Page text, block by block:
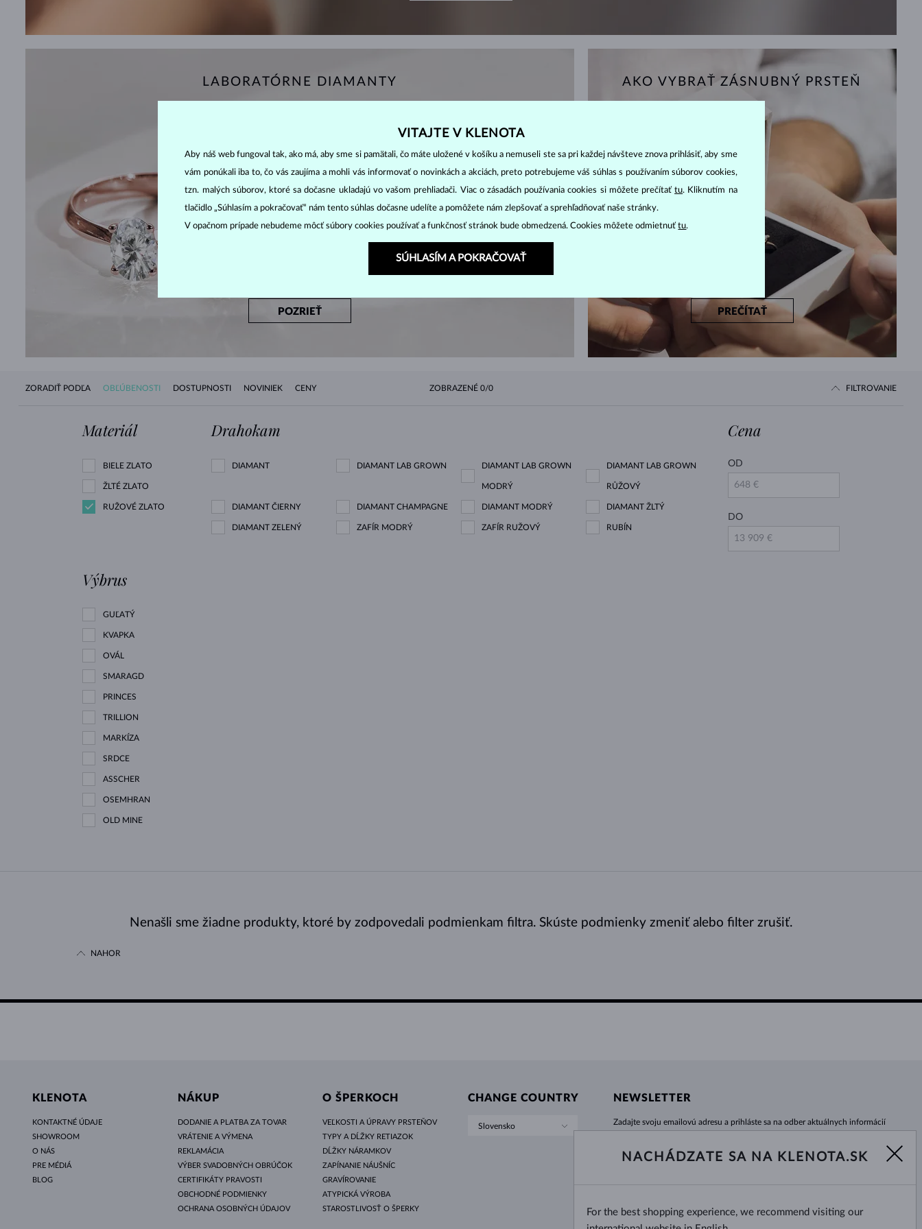
LABORATÓRNE DIAMANTY
POZRIEŤ
AKO VYBRAŤ ZÁSNUBNÝ PRSTEŇ
PREČÍTAŤ
ZORADIŤ PODĽA OBĽÚBENOSTI DOSTUPNOSTI NOVINIEK CENY ZOBRAZENÉ 0/0 FILTROVANIE
Materiál
BIELE ZLATO
ŽLTÉ ZLATO
RUŽOVÉ ZLATO
Drahokam
DIAMANT DIAMANT LAB GROWN DIAMANT LAB GROWN
MODRÝ
DIAMANT LAB GROWN
RŮŽOVÝ
DIAMANT ČIERNY DIAMANT CHAMPAGNE DIAMANT MODRÝ DIAMANT ŽLTÝ
DIAMANT ZELENÝ ZAFÍR MODRÝ ZAFÍR RUŽOVÝ RUBÍN
Cena
OD
DO
Výbrus
GUĽATÝ
KVAPKA
OVÁL
SMARAGD
PRINCES
TRILLION
MARKÍZA
SRDCE
ASSCHER
OSEMHRAN
OLD MINE
Nenašli sme žiadne produkty, ktoré by zodpovedali podmienkam filtra. Skúste podmienky zmeniť alebo filter zrušiť.
NAHOR
KLENOTA
KONTAKTNÉ ÚDAJE
SHOWROOM
O NÁS
PRE MÉDIÁ
BLOG
NÁKUP
DODANIE A PLATBA ZA TOVAR
VRÁTENIE A VÝMENA
REKLAMÁCIA
VÝBER SVADOBNÝCH OBRÚČOK
CERTIFIKÁTY PRAVOSTI
OBCHODNÉ PODMIENKY
OCHRANA OSOBNÝCH ÚDAJOV
O ŠPERKOCH
VEĽKOSTI A ÚPRAVY PRSTEŇOV
TYPY A DĹŽKY RETIAZOK
DĹŽKY NÁRAMKOV
ZAPÍNANIE NÁUŠNÍC
GRAVÍROVANIE
ATYPICKÁ VÝROBA
STAROSTLIVOSŤ O ŠPERKY
CHANGE COUNTRY
Slovensko
NEWSLETTER
Zadajte svoju emailovú adresu a prihláste sa na odber aktuálnych informácií
Žiadna novinka, akcia či zľava Vám už neunikne!
Áno, chcem dostávať zaujímavé novinky na e-mail.
VITAJTE V KLENOTA
Aby náš web fungoval tak, ako má, aby sme si pamätali, čo máte uložené v košíku a nemuseli ste sa pri každej návšteve znova prihlásiť, aby sme
vám ponúkali iba to, čo vás zaujíma a mohli vás informovať o novinkách a akciách, preto potrebujeme váš súhlas s používaním súborov cookies,
tzn. malých súborov, ktoré sa dočasne ukladajú vo vašom prehliadači. Viac o zásadách používania cookies si môžete prečítaťtu. Kliknutím na
tlačidlo „Súhlasím a pokračovať“ nám tento súhlas dočasne udelíte a pomôžete nám zlepšovať a sprehľadňovať naše stránky.
V opačnom prípade nebudeme môcť súbory cookies používať a funkčnosť stránok bude obmedzená. Cookies môžete odmietnuťtu.
SÚHLASÍM A POKRAČOVAŤ
NACHÁDZATE SA NA KLENOTA.SK
For the best shopping experience, we recommend visiting our